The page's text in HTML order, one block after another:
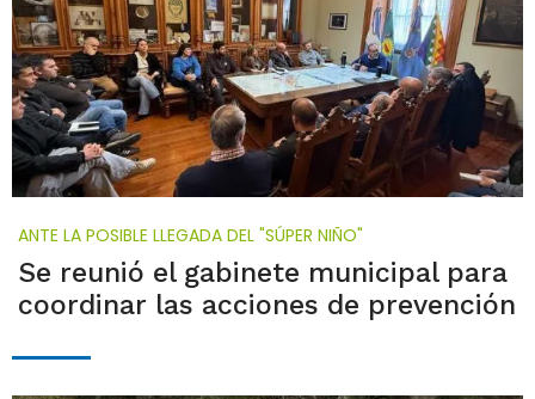
ANTE LA POSIBLE LLEGADA DEL "SÚPER NIÑO"
Se reunió el gabinete municipal para
coordinar las acciones de prevención